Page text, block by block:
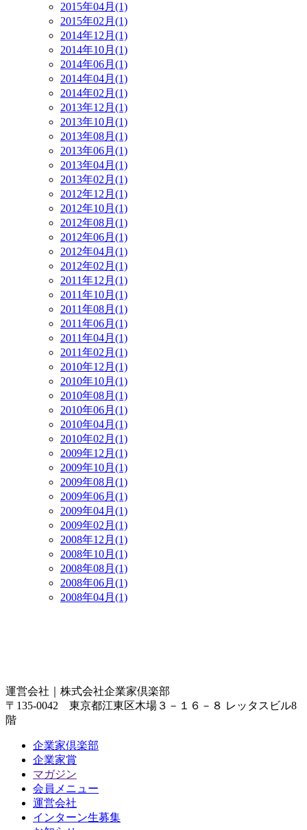
2015年04月(1)
2015年02月(1)
2014年12月(1)
2014年10月(1)
2014年06月(1)
2014年04月(1)
2014年02月(1)
2013年12月(1)
2013年10月(1)
2013年08月(1)
2013年06月(1)
2013年04月(1)
2013年02月(1)
2012年12月(1)
2012年10月(1)
2012年08月(1)
2012年06月(1)
2012年04月(1)
2012年02月(1)
2011年12月(1)
2011年10月(1)
2011年08月(1)
2011年06月(1)
2011年04月(1)
2011年02月(1)
2010年12月(1)
2010年10月(1)
2010年08月(1)
2010年06月(1)
2010年04月(1)
2010年02月(1)
2009年12月(1)
2009年10月(1)
2009年08月(1)
2009年06月(1)
2009年04月(1)
2009年02月(1)
2008年12月(1)
2008年10月(1)
2008年08月(1)
2008年06月(1)
2008年04月(1)
運営会社｜ 株式会社企業家倶楽部
〒135-0042 東京都江東区木場３－１６－８ レッタスビル8
階
企業家倶楽部
企業家賞
マガジン
会員メニュー
運営会社
インターン生募集